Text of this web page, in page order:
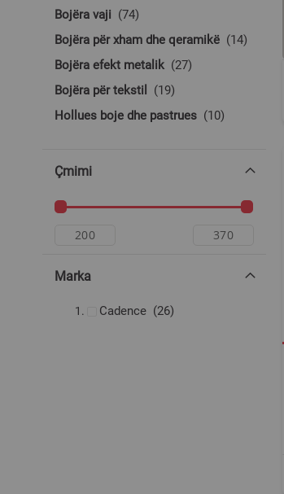
Bojëra vaji
74produkte
Bojëra për xham dhe qeramikë
14produkte
Bojëra efekt metalik
27produkte
Bojëra për tekstil
19produkte
Hollues boje dhe pastrues
10produkte
Çmimi
Marka
Cadence 26produkte